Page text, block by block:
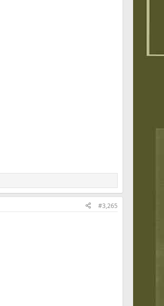
#3,265